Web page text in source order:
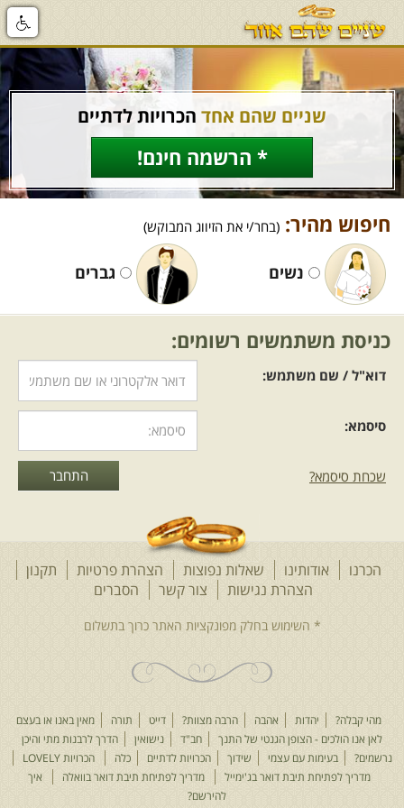
שניים שהם אחד הכרויות לדתיים
* הרשמה חינם!
חיפוש מהיר: (בחר/י את הזיווג המבוקש)
נשים גברים
כניסת משתמשים רשומים:
דוא"ל / שם משתמש:
סיסמא:
שכחת סיסמא?
הכרנו אודותינו שאלות נפוצות הצהרת פרטיות
תקנון
הצהרת נגישות
צור קשר הסברים
מהי קבלה? יהדות אהבה הרבה מצוות? דייט תורה
מאין באנו או בעצם
לאן אנו הולכים - הצופן הגנטי של התנך
חב"ד נישואין
הדרך לרבנות מתי והיכן
נרשמים?
בעימות עם עצמי שידוך הכרויות לדתיים כלה
הכרויות LOVELY
מדריך לפתיחת תיבת דואר בג'ימייל
מדריך לפתיחת תיבת דואר בוואלה
איך
להירשם?